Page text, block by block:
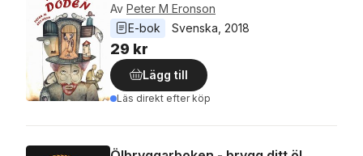
Av Peter M Eronson
E-bok
Svenska 2018
29 kr
Lägg till
Läs direkt efter köp